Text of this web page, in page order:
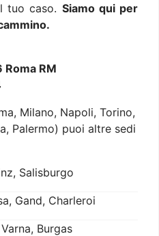
tuo caso. Siamo qui per
Roma RM
Milano, Napoli, Torino,
Palermo) puoi altre sedi
Salisburgo
Gand, Charleroi
Burgas